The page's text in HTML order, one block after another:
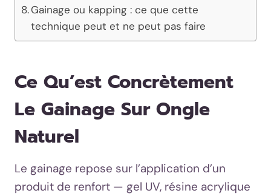
Gainage ou kapping : ce que cette
technique peut et ne peut pas faire
Ce Qu’est Concrètement
Le Gainage Sur Ongle
Naturel
Le gainage repose sur l’application d’un
produit de renfort — gel UV, résine acrylique